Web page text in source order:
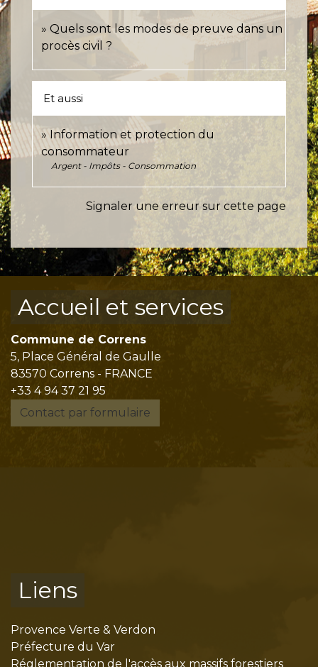
Quels sont les modes de preuve dans un
procès civil ?
Et aussi
Information et protection du
consommateur
Argent - Impôts - Consommation
Signaler une erreur sur cette page
Accueil et services
Commune de Correns
5, Place Général de Gaulle
83570 Correns - FRANCE
+33 4 94 37 21 95
Contact par formulaire
Liens
Provence Verte & Verdon
Préfecture du Var
Réglementation de l'accès aux massifs forestiers